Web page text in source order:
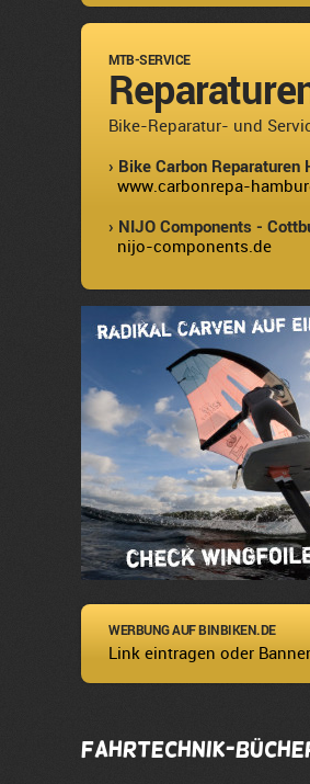
MTB-SERVICE
Bike-Reparatur- und
› Bike Carbon Reparaturen
www.carbonrepa-
› NIJO Components -
nijo-components.de
WERBUNG AUF BINBIKEN.DE
Link eintragen oder
Fahrtechnik-